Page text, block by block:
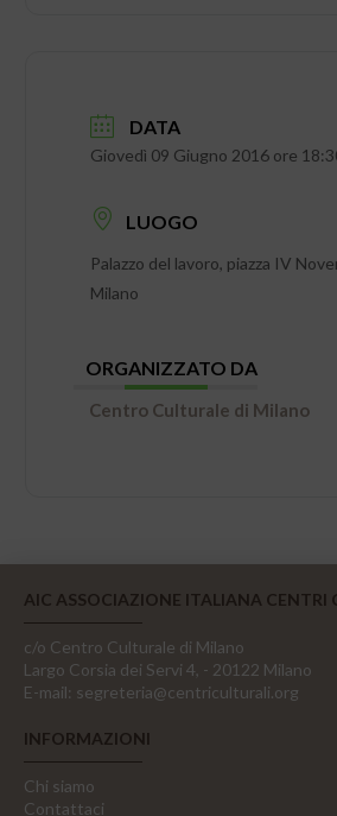
DATA
Giovedì 09 Giugno 2016 ore
LUOGO
Palazzo del lavoro, piazza IV
Milano
ORGANIZZATO DA
Centro Culturale di Milano
AIC ASSOCIAZIONE ITALIANA CENTRI
c/o Centro Culturale di Milano
Largo Corsia dei Servi 4, - 20122 Milano
E-mail: segreteria@centriculturali.org
INFORMAZIONI
Chi siamo
Contattaci